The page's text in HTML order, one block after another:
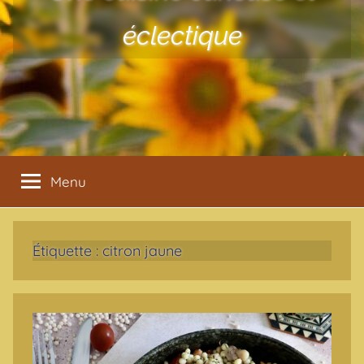
éclectique
Menu
Étiquette : citron jaune